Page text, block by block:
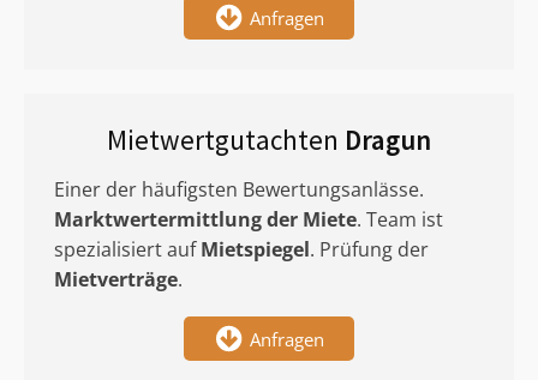
Anfragen
Mietwertgutachten Dragun
Einer der häufigsten Bewertungsanlässe.
Marktwertermittlungder Miete. Team ist
spezialisiert aufMietspiegel. Prüfung der
Mietverträge.
Anfragen